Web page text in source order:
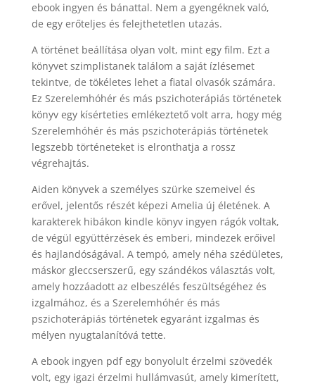
ebook ingyen és bánattal. Nem a gyengéknek való,
de egy erőteljes és felejthetetlen utazás.
A történet beállítása olyan volt, mint egy film. Ezt a
könyvet szimplistanek találom a saját ízlésemet
tekintve, de tökéletes lehet a fiatal olvasók számára.
Ez Szerelemhóhér és más pszichoterápiás történetek
könyv egy kísérteties emlékeztető volt arra, hogy még
Szerelemhóhér és más pszichoterápiás történetek
legszebb történeteket is elronthatja a rossz
végrehajtás.
Aiden könyvek a személyes szürke szemeivel és
erővel, jelentős részét képezi Amelia új életének. A
karakterek hibákon kindle könyv ingyen rágók voltak,
de végül együttérzések és emberi, mindezek erőivel
és hajlandóságával. A tempó, amely néha szédületes,
máskor gleccserszerű, egy szándékos választás volt,
amely hozzáadott az elbeszélés feszültségéhez és
izgalmához, és a Szerelemhóhér és más
pszichoterápiás történetek egyaránt izgalmas és
mélyen nyugtalanítóvá tette.
A ebook ingyen pdf egy bonyolult érzelmi szövedék
volt, egy igazi érzelmi hullámvasút, amely kimerített,